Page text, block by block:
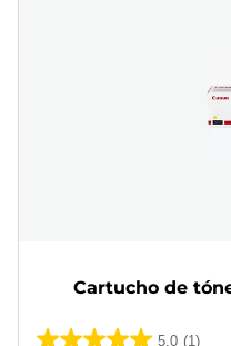
Cartucho de
5.0 (1)